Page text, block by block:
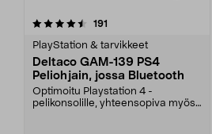
191
PlayStation & tarvikkeet
Deltaco GAM-139 PS4
Peliohjain, jossa Bluetooth
Optimoitu Playstation 4 -
pelikonsolille, yhteensopiva myös
4.5 viidestä